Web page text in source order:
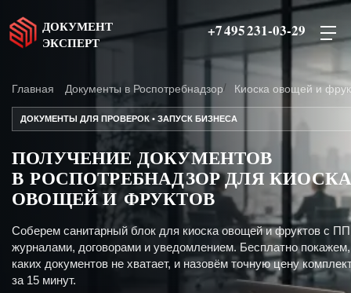
ДОКУМЕНТ
ЭКСПЕРТ
+7 495 231-03-29
Главная Документы в Роспотребнадзор Киоска овощей и
ДОКУМЕНТЫ ДЛЯ ПРОВЕРОК • ЗАПУСК БИЗНЕСА
ПОЛУЧЕНИЕ ДОКУМЕНТОВ
В РОСПОТРЕБНАДЗОР ДЛЯ
ОВОЩЕЙ И ФРУКТОВ
Соберем санитарный блок для киоска овощей и фруктов с
журналами, договорами и уведомлением. Бесплатно покажем,
каких документов не хватает, и назовём точную цену
за 15 минут.